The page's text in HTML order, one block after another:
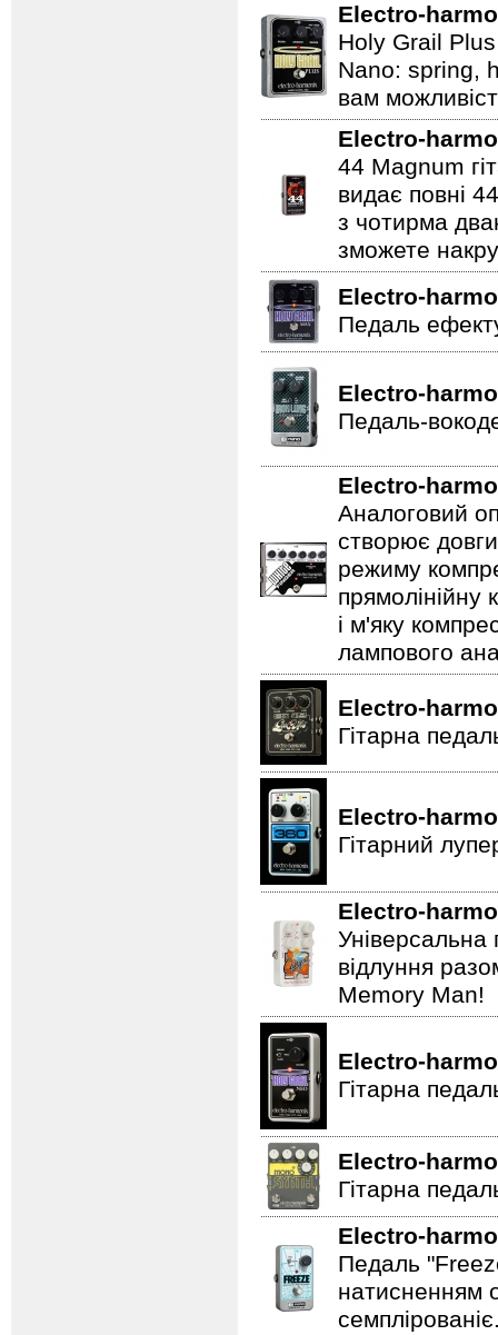
Electro-
Holy Grail Plus
Nano: spring,
вам
Electro-
44 Magnum
видає повні
з чотирма
зможете
Electro-
Педаль
Electro-
Педаль-
Electro-
Аналоговий
створює
режиму
прямолінійну
і м'яку
лампового
Electro-
Гітарна
Electro-
Гітарний
Electro-
Універсальна
відлуння
Memory Man!
Electro-
Гітарна
Electro-
Гітарна
Electro-
Педаль
натисненням